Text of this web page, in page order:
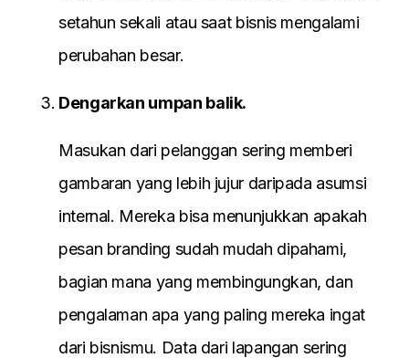
setahun sekali atau saat bisnis mengalami
perubahan besar.
Dengarkan umpan balik.
Masukan dari pelanggan sering memberi
gambaran yang lebih jujur daripada asumsi
internal. Mereka bisa menunjukkan apakah
pesan branding sudah mudah dipahami,
bagian mana yang membingungkan, dan
pengalaman apa yang paling mereka ingat
dari bisnismu. Data dari lapangan sering